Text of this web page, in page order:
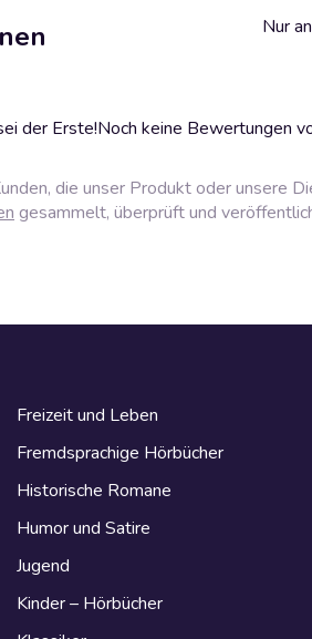
der Erste!Noch keine Bewertungen
Nur
die unser Produkt oder unsere
gesammelt, überprüft und
Freizeit und Leben
Fremdsprachige Hörbücher
Historische Romane
Humor und Satire
Jugend
Kinder – Hörbücher